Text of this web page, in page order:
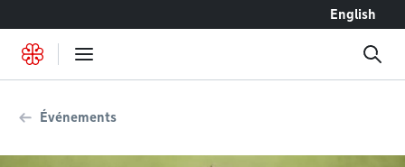
English
Événements